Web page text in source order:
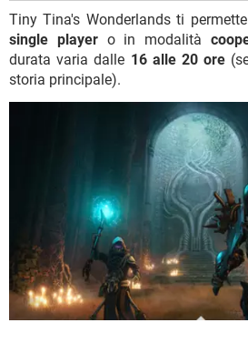
Tiny Tina's Wonderlands ti
single playero in modalità
durata varia dalle 16 alle 20 ore
storia principale).